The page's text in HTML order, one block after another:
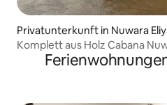
Privatunterkunft in Nuwara
Komplett aus Holz Cabana